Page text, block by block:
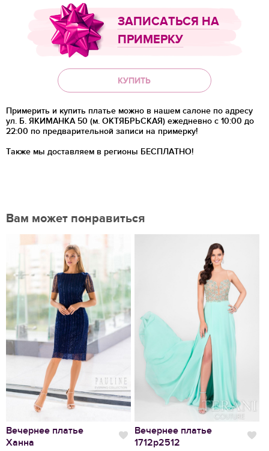
ЗАПИСАТЬСЯ НА
ПРИМЕРКУ
КУПИТЬ
Примерить и купить платье можно в нашем салоне по адресу
ул. Б. ЯКИМАНКА 50 (м. ОКТЯБРЬСКАЯ) ежедневно с 10:00 до
22:00 по предварительной записи на примерку!
Также мы доставляем в регионы БЕСПЛАТНО!
Вам может понравиться
Нравится
Вечернее платье
Ханна
Нравится
Вечернее платье
1712p2512